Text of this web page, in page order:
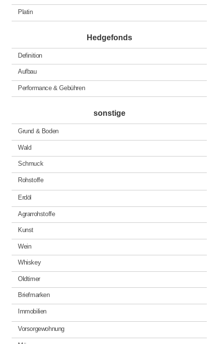
Platin
Hedgefonds
Definition
Aufbau
Performance & Gebühren
sonstige
Grund & Boden
Wald
Schmuck
Rohstoffe
Erdöl
Agrarrohstoffe
Kunst
Wein
Whiskey
Oldtimer
Briefmarken
Immobilien
Vorsorgewohnung